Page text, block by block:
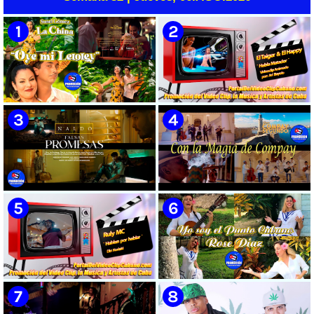
🟡 Susel Gómez (La China) ||
¨Oye Mi Leloley¨ || Director:
Onelio Jesús Larralde González
|| Música popular bailable
cubana || Videoclip || CUBA
🟡 El Taiger & El Happy ||
¨Habla Matador¨ || Videoclip
Animado || Director: Arí Bayolo
|| Música Urbana Cubana ||
CUBA
🟡 Naldo - ¨Falsas Promesas¨ 📺
Videoclip - 🎬 Dirección:
Visualeme
🟡 Grupo Compay Segundo ||
¨Con La Magia de Compay¨ ||
Música popular tradicional
cubana || Videoclip || CUBA